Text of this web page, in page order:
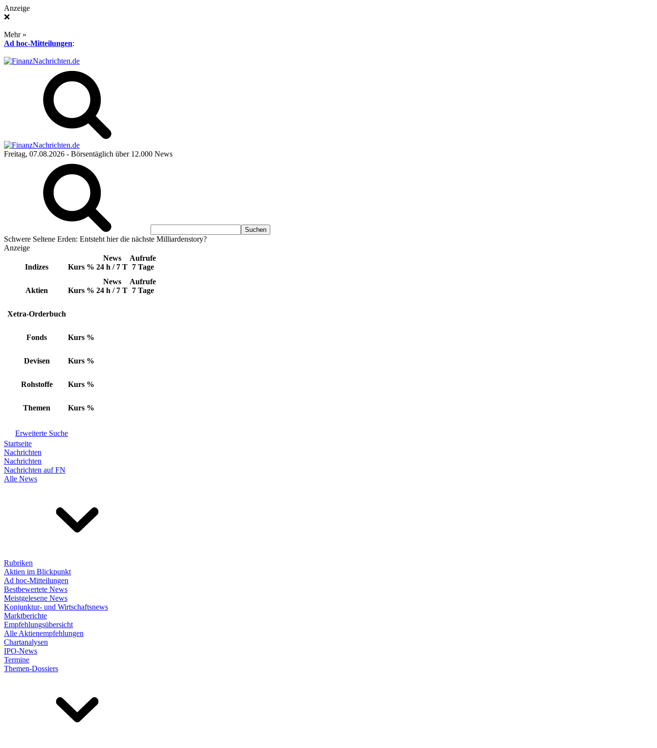
Anzeige
❌
Mehr »
Ad hoc-Mitteilungen:
Freitag, 07.08.2026 - Börsentäglich über 12.000 News
Schwere Seltene Erden: Entsteht hier die nächste Milliardenstory?
Anzeige
Indizes Kurs %
News
24 h / 7 T
Aufrufe
7 Tage
Aktien Kurs %
News
24 h / 7 T
Aufrufe
7 Tage
Xetra-Orderbuch
Fonds Kurs %
Devisen Kurs %
Rohstoffe Kurs %
Themen Kurs %
Erweiterte Suche
Startseite
Nachrichten
Nachrichten
Nachrichten auf FN
Alle News
Rubriken
Aktien im Blickpunkt
Ad hoc-Mitteilungen
Bestbewertete News
Meistgelesene News
Konjunktur- und Wirtschaftsnews
Marktberichte
Empfehlungsübersicht
Alle Aktienempfehlungen
Chartanalysen
IPO-News
Termine
Themen-Dossiers